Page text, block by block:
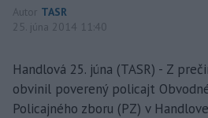
Autor TASR
25. júna 2014 11:40
Handlová 25. júna (TASR) - Z
obvinil poverený policajt
Policajného zboru (PZ) v